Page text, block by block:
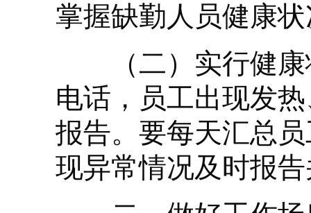
掌握缺勤人员健康
（二）实行健康
电话，员工出现发
报告。要每天汇总
现异常情况及时报